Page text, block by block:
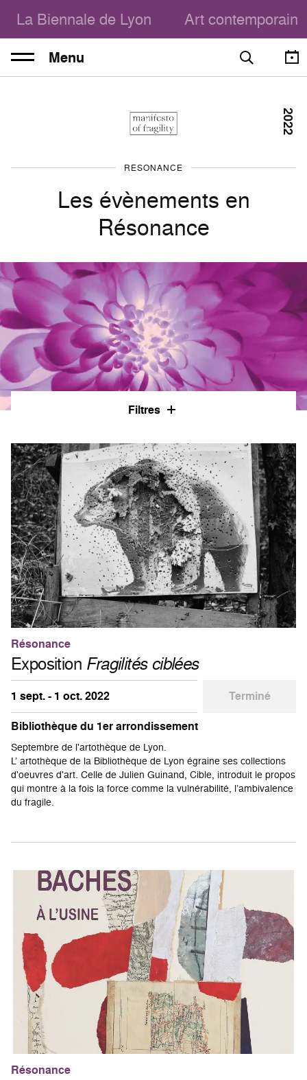
La Biennale de Lyon Art contemporain
Menu
RÉSONANCE
Les évènements en
Résonance
2022
Filtres
Résonance
Exposition Fragilités ciblées
1 sept. - 1 oct. 2022
Terminé
Bibliothèque du 1er arrondissement
Septembre de l'artothèque de Lyon.
L’ artothèque de la Bibliothèque de Lyon égraine ses collections
d'oeuvres d'art. Celle de Julien Guinand, Cible, introduit le propos
qui montre à la fois la force comme la vulnérabilité, l’ambivalence
du fragile.
Résonance